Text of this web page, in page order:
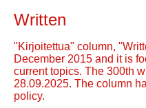
Written
"Kirjoitettua" column,
December 2015 and it is
current topics. The 300th
28.09.2025. The column
policy.